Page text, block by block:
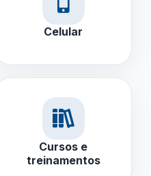
Celular
Cursos e
treinamentos